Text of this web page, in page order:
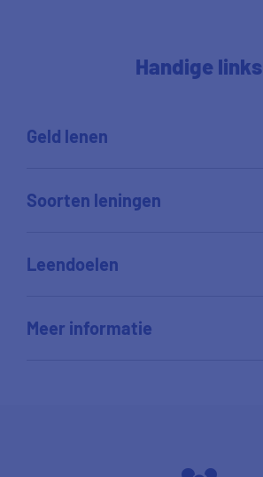
Handige links
Geld lenen
Soorten leningen
Leendoelen
Meer informatie